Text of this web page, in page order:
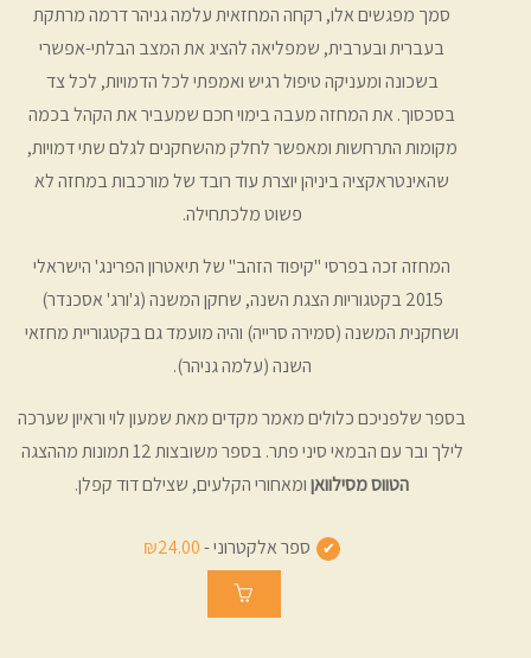
סמך מפגשים אלו, רקחה המחזאית עלמה גניהר דרמה מרתקת
בעברית ובערבית, שמפליאה להציג את המצב הבלתי-אפשרי
בשכונה ומעניקה טיפול רגיש ואמפתי לכל הדמויות, לכל צד
בסכסוך. את המחזה מעבה בימוי חכם שמעביר את הקהל בכמה
מקומות התרחשות ומאפשר לחלק מהשחקנים לגלם שתי דמויות,
שהאינטראקציה ביניהן יוצרת עוד רובד של מורכבות במחזה לא
פשוט מלכתחילה.
המחזה זכה בפרסי "קיפוד הזהב" של תיאטרון הפרינג' הישראלי
2015 בקטגוריות הצגת השנה, שחקן המשנה (ג'ורג' אסכנדר)
ושחקנית המשנה (סמירה סרייה) והיה מועמד גם בקטגוריית מחזאי
השנה (עלמה גניהר).
בספר שלפניכם כלולים מאמר מקדים מאת שמעון לוי וראיון שערכה
לילך ובר עם הבמאי סיני פתר. בספר משובצות 12 תמונות מההצגה
הטווס מסילוואןומאחורי הקלעים, שצילם דוד קפלן.
ספר אלקטרוני -₪24.00